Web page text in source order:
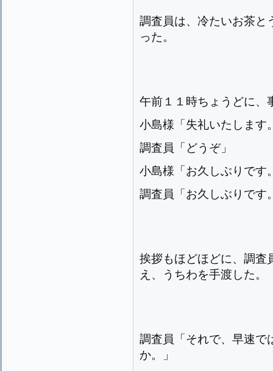
調査員は、冷たいお茶と
った。
午前１１時ちょうどに、
小島様「失礼いたします
調査員「どうぞ」
小島様「お久しぶりです
調査員「お久しぶりです
挨拶もほどほどに、調査
え、うちわを手渡した。
調査員「それで、早速で
か。」